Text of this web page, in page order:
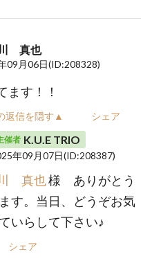
真也
09月06日(ID:208328)
ます！！
返信を隠す▲ シェア
催者 K.U.E TRIO
年09月07日(ID:208387)
真也様 ありがとう
す。当日、どうぞお気
いらして下さい♪
シェア